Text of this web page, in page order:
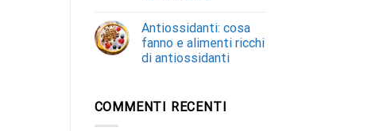
Antiossidanti: cosa
fanno e alimenti ricchi
di antiossidanti
COMMENTI RECENTI